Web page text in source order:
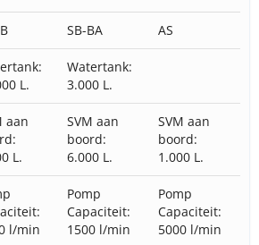
SB-BA AS
L.
Watertank:
3.000 L.
aan
L.
SVM aan
boord:
6.000 L.
SVM aan
boord:
1.000 L.
l/min
Pomp
Capaciteit:
1500 l/min
Pomp
Capaciteit:
5000 l/min